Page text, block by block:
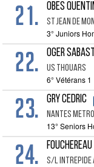
21. OBES
St Jean De
3° Juniors
22. OGER
Us Thouars
6° Vétérans 1
23. GRY Cedric
Nantes
13° Seniors
24. S/l Intrepide